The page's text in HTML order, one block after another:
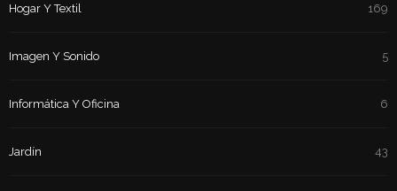
Hogar Y Textil 169
Imagen Y Sonido 5
Informática Y Oficina 6
Jardín 43